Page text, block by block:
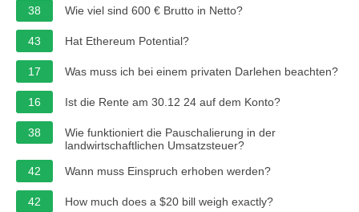
38 Wie viel sind 600 € Brutto in Netto?
43 Hat Ethereum Potential?
17 Was muss ich bei einem privaten Darlehen beachten?
16 Ist die Rente am 30.12 24 auf dem Konto?
38
Wie funktioniert die Pauschalierung in der
landwirtschaftlichen Umsatzsteuer?
42
Wann muss Einspruch erhoben werden?
42 How much does a $20 bill weigh exactly?